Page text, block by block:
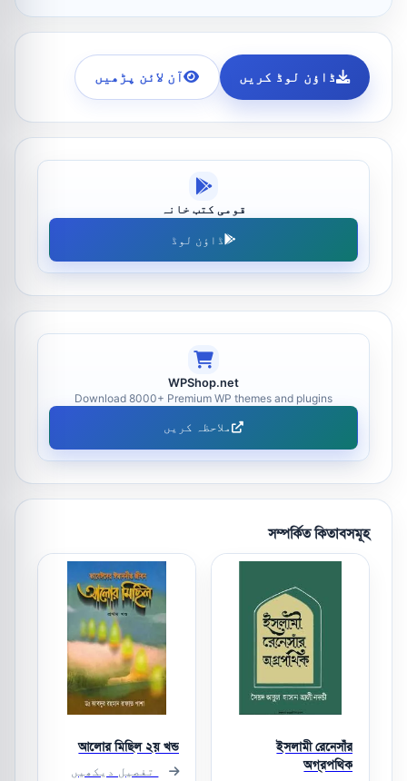
ڈاؤن لوڈ کریں آن لائن پڑھیں
قومی کتب خانہ
ڈاؤن لوڈ
WPShop.net
Download 8000+ Premium WP themes and plugins
ملاحظہ کریں
সম্পর্কিত কিতাবসমূহ
ইসলামী রেনেসাঁর
অগ্রপথিক
আলোর মিছিল ২য় খন্ড
تفصیل دیکھیں